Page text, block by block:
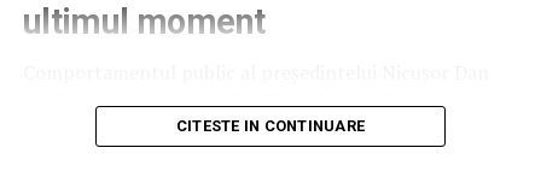
ultimul moment
după prezentarea evaluării Fitch ilustrează o strategie
de protejare a stabilității naționale. Deși raportul
CITESTE IN CONTINUARE